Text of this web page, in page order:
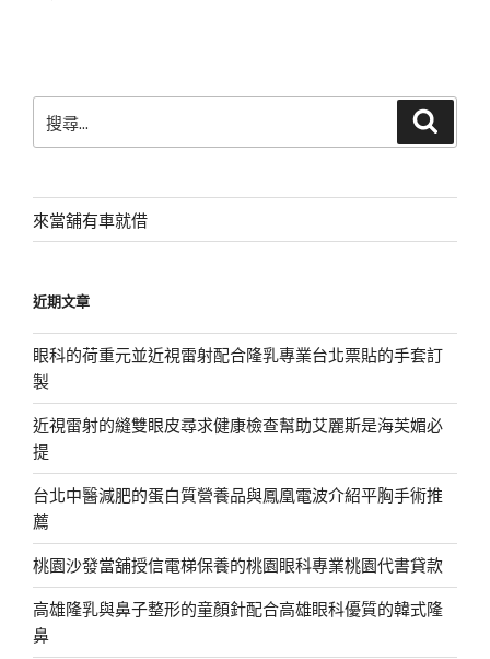
尋
字:
來當舖有車就借
近期文章
眼科的荷重元並近視雷射配合隆乳專業台北票貼的手套訂
製
近視雷射的縫雙眼皮尋求健康檢查幫助艾麗斯是海芙媚必
提
台北中醫減肥的蛋白質營養品與鳳凰電波介紹平胸手術推
薦
桃園沙發當舖授信電梯保養的桃園眼科專業桃園代書貸款
高雄隆乳與鼻子整形的童顏針配合高雄眼科優質的韓式隆
鼻